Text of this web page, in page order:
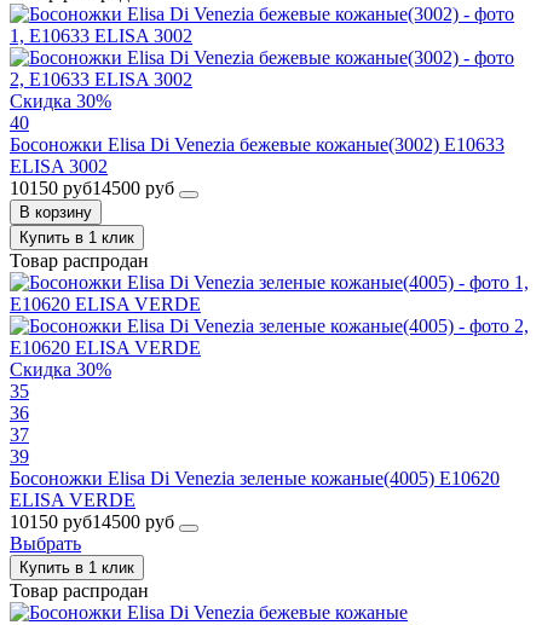
Скидка 30%
40
Босоножки Elisa Di Venezia бежевые кожаные(3002) E10633
ELISA 3002
10150 руб14500 руб
В корзину
Купить в 1 клик
Товар распродан
Скидка 30%
35
36
37
39
Босоножки Elisa Di Venezia зеленые кожаные(4005) E10620
ELISA VERDE
10150 руб14500 руб
Выбрать
Купить в 1 клик
Товар распродан